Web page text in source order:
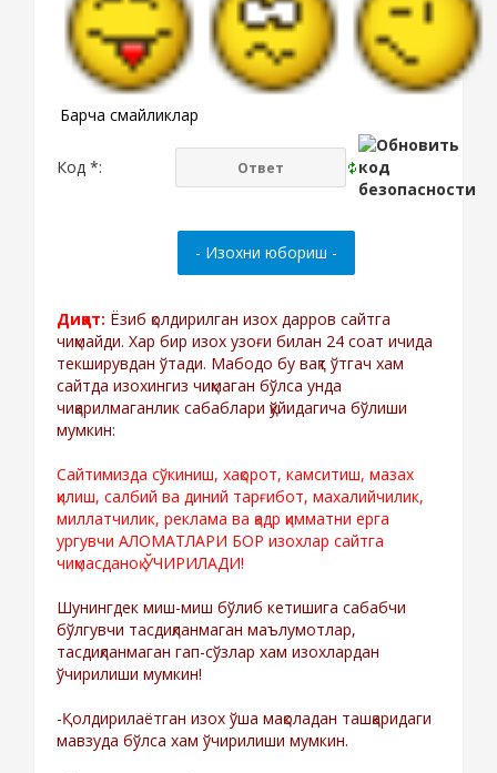
Барча смайликлар
Код *:
Диққат: Ёзиб қолдирилган изох дарров сайтга
чиқмайди. Хар бир изох узоғи билан 24 соат ичида
текширувдан ўтади. Мабодо бу вақт ўтгач хам
сайтда изохингиз чиқмаган бўлса унда
чиқарилмаганлик сабаблари қўйидагича бўлиши
мумкин:
Сайтимизда сўкиниш, хақорот, камситиш, мазах
қилиш, салбий ва диний тарғибот, махалийчилик,
миллатчилик, реклама ва қадр қимматни ерга
ургувчи АЛОМАТЛАРИ БОР изохлар сайтга
чиқмасданоқ ЎЧИРИЛАДИ!
Шунингдек миш-миш бўлиб кетишига сабабчи
бўлгувчи тасдиқланмаган маълумотлар,
тасдиқланмаган гап-сўзлар хам изохлардан
ўчирилиши мумкин!
-Қолдирилаётган изох ўша мақоладан ташқаридаги
мавзуда бўлса хам ўчирилиши мумкин.